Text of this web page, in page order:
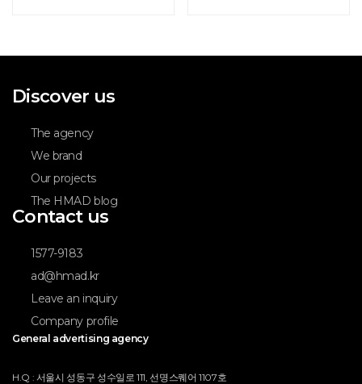
General advertising agency
H.Q : 서울시 성동구 성수일로 111, 선명스퀘어 1107호
Discover us
The agency
We brand
Our projects
The HMAD blog
Contact us
1577-9183
ad@hmad.kr
Leave an inquiry
Company profile